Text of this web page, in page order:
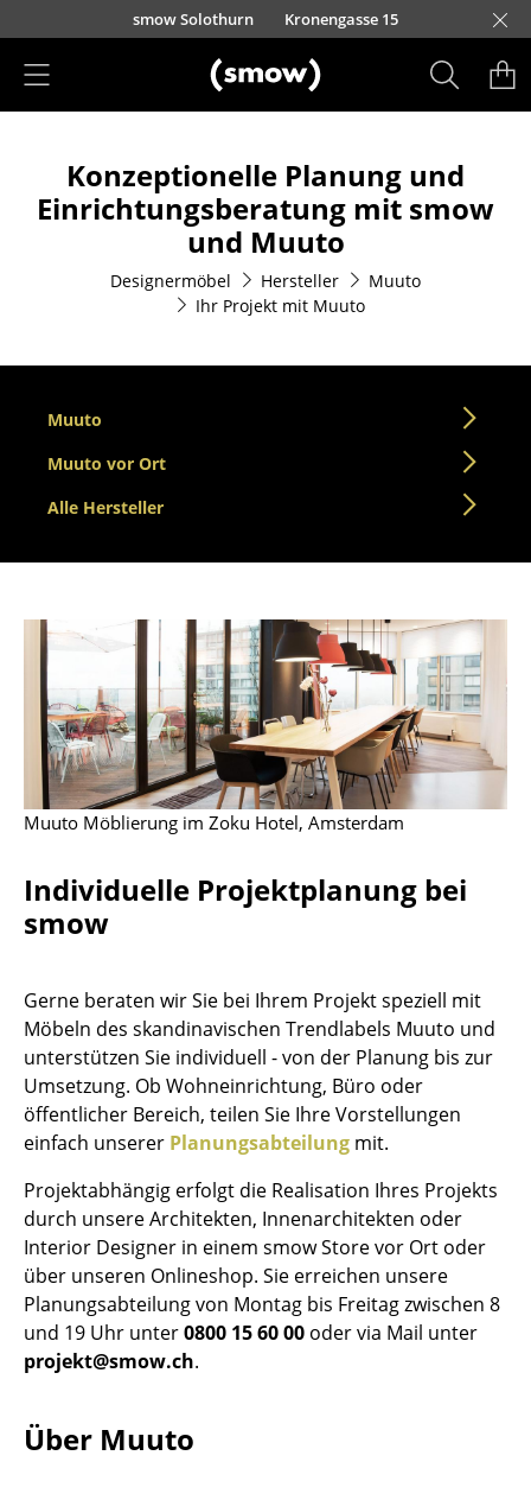
Direkt zum Inhaltsmow Solothurn Kronengasse 15
Sitzmöbel
Esszimmerstühle
Loungesessel
Stühle
Freischwinger
Barhocker
Hocker
Sitzsäcke
Gartenstühle
Kinderstühle
Schaukelstühle
Konferenzstühle
Einzelteile
... alle Sitzmöbel
Tische
Esstische
Beistelltische
Couchtische
Schreibtische
Sekretäre & PC-Tische
Konferenztische
Stehtische & Stehpulte
Konzeptionelle Planung und
Einrichtungsberatung mit smow
und Muuto
Designermöbel Hersteller
Muuto
Ihr Projekt mit Muuto
Muuto
Muuto vor Ort
Alle Hersteller
Muuto Möblierung im Zoku Hotel, Amsterdam
Individuelle Projektplanung bei
smow
Gerne beraten wir Sie bei Ihrem Projekt speziell mit
Möbeln des skandinavischen Trendlabels Muuto und
unterstützen Sie individuell - von der Planung bis zur
Umsetzung. Ob Wohneinrichtung, Büro oder
öffentlicher Bereich, teilen Sie Ihre Vorstellungen
einfach unserer Planungsabteilung mit.
Projektabhängig erfolgt die Realisation Ihres Projekts
durch unsere Architekten, Innenarchitekten oder
Interior Designer in einem smow Store vor Ort oder
über unseren Onlineshop. Sie erreichen unsere
Planungsabteilung von Montag bis Freitag zwischen 8
und 19 Uhr unter0800 15 60 00 oder via Mail unter
projekt@smow.ch.
Über Muuto